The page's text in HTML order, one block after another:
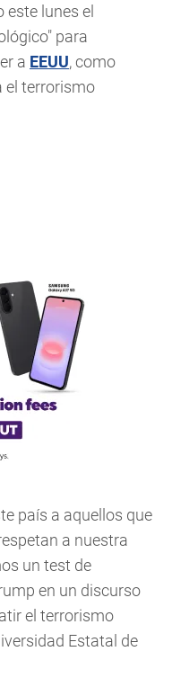
este lunes el
para
a EEUU, como
el terrorismo
país a aquellos que
a nuestra
un test de
en un discurso
el terrorismo
Estatal de